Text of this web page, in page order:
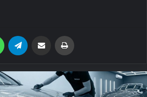
WhatsApp Email'den paylaş